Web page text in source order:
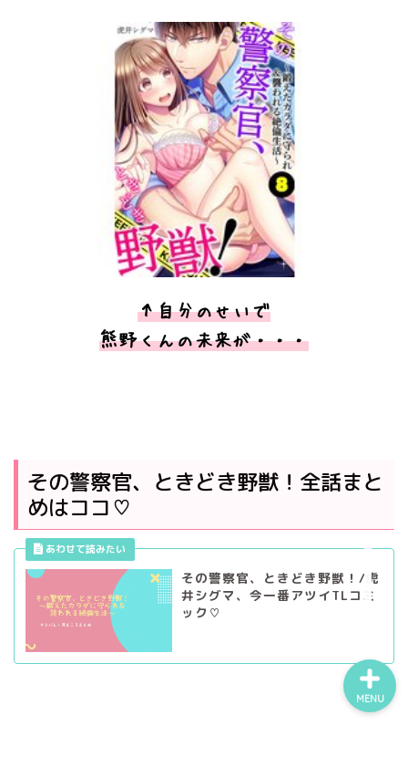
↑自分のせいで
熊野くんの未来が・・・
その警察官、ときどき野獣！全話まと
めはココ♡
その警察官、ときどき野獣！/虎
井シグマ、今一番アツイTLコミ
ック♡
MENU
乙女向け
TL
BL